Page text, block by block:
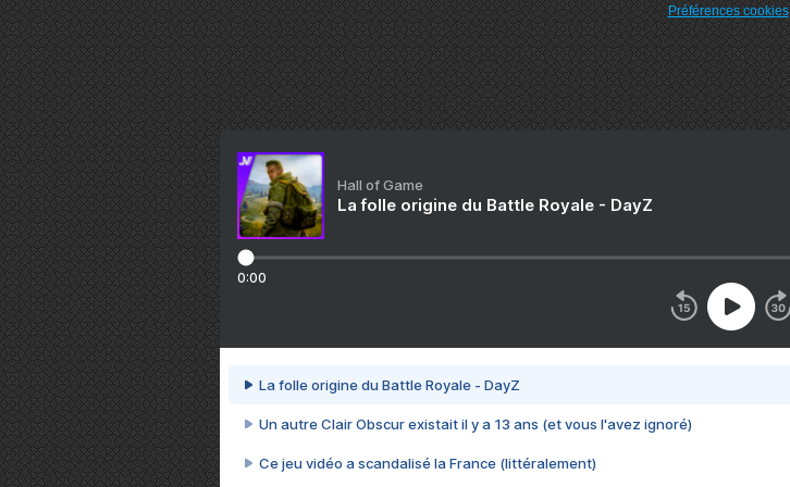
Préférences cookies
Hall of Game
La folle origine du Battle Royale - DayZ
0:00
La folle origine du Battle Royale - DayZ
Un autre Clair Obscur existait il y a 13 ans (et vous l'avez ignoré)
Ce jeu vidéo a scandalisé la France (littéralement)